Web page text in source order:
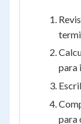
para
para